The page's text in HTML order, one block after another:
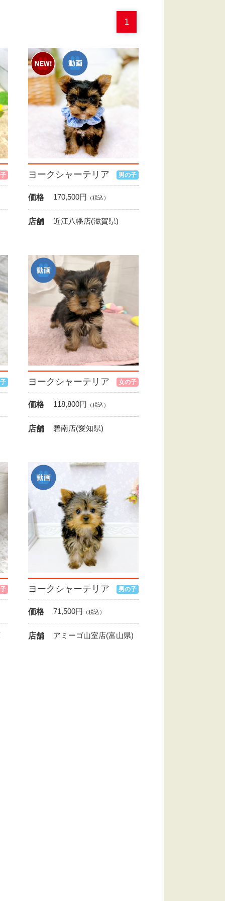
1
ヨークシャーテリア 男の子
価格 170,500円 （税込）
店舗 近江八幡店(滋賀県)
ヨークシャーテリア 女の子
価格 118,800円 （税込）
店舗 碧南店(愛知県)
ヨークシャーテリア 男の子
価格 71,500円 （税込）
店舗 アミーゴ山室店(富山県)